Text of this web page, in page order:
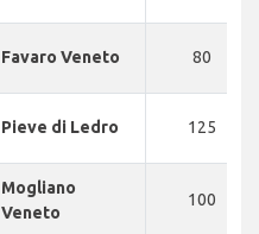
Favaro Veneto 80
Pieve di Ledro 125
Mogliano
Veneto
100